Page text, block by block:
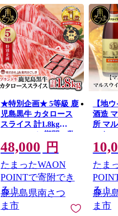
★特別企画★ 5等級 鹿
児島黒牛 カタロース
スライス 計1.8kg
(300g×6P) ＼期間・数
量限定／ 黒毛和牛 内
閣総理大臣賞 GI登録
ブランド牛 肩ロース
霜降り しゃぶしゃぶ
すき焼き すきしゃぶ
スライス 薄切り 肉 お
肉 牛肉 国産 鹿児島県
48,000 円
たまったWAON
POINTで寄附でき
る！
鹿児島県南さつ
ま市
【地
酒造
所 マ
エク
ク 水
ウィス
島 南
たま
る！
鹿児
ま市